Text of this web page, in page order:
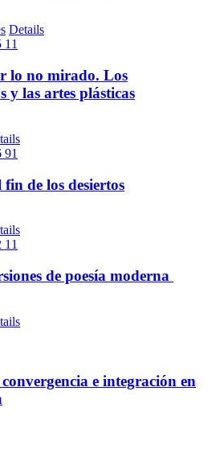
producto
pueden
elegir
la
página
Este
producto
múltiples
variantes.
Las
pueden
elegir
la
producto
Details
lo no mirado. Los
y las artes plásticas
de los desiertos
de poesía moderna
e integración en